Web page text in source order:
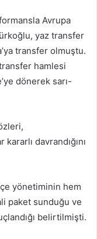
Avrupa
yaz transfer
transfer olmuştu.
hamlesi
dönerek sarı-
davrandığını
yönetiminin hem
paket sunduğu ve
belirtilmişti.